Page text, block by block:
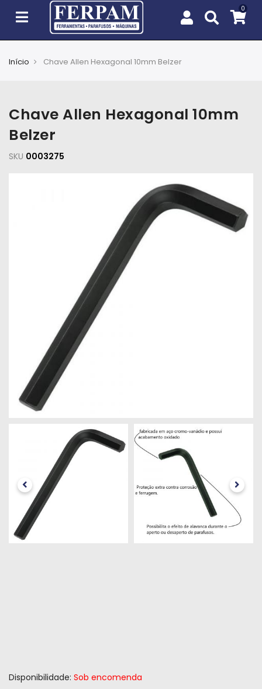
e
Jardim
EPIs
Construção
Materiais
Elétricos
Materiais
Pneumáticos
Tintas
e
Químicos
Peças
Início Chave Allen Hexagonal 10mm Belzer
Chave Allen Hexagonal 10mm
Belzer
SKU 0003275
Disponibilidade: Sob encomenda